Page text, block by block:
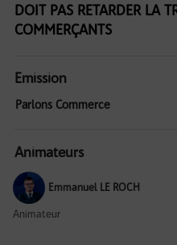
DOIT PAS RETARDER LA
COMMERÇANTS
Emission
Parlons Commerce
Animateurs
Emmanuel LE ROCH
Animateur